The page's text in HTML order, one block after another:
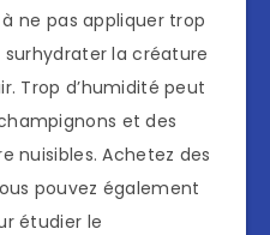
ne pas appliquer trop
la créature
Trop d’humidité peut
et des
nuisibles. Achetez des
pouvez également
étudier le